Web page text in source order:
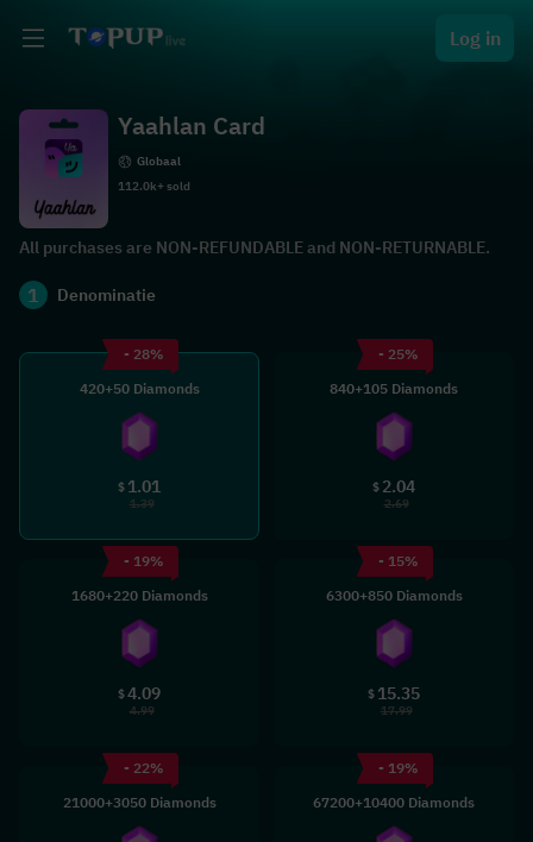
Log in
Yaahlan Card
Globaal
112.0k+ sold
All purchases are NON-REFUNDABLE and NON-RETURNABLE.
1 Denominatie
- 28%
420+50 Diamonds
$ 1.01
1.39
- 25%
840+105 Diamonds
$ 2.04
2.69
- 19%
1680+220 Diamonds
$4.09
4.99
- 15%
6300+850 Diamonds
$ 15.35
17.99
- 22%
21000+3050 Diamonds
- 19%
67200+10400 Diamonds